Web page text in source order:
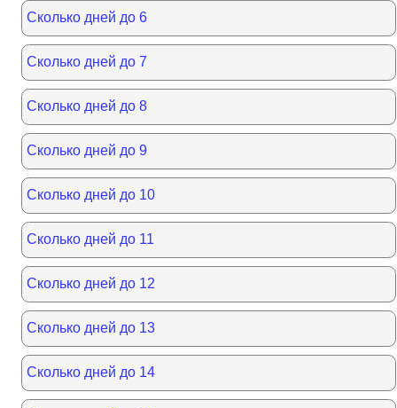
Сколько дней до 6
Сколько дней до 7
Сколько дней до 8
Сколько дней до 9
Сколько дней до 10
Сколько дней до 11
Сколько дней до 12
Сколько дней до 13
Сколько дней до 14